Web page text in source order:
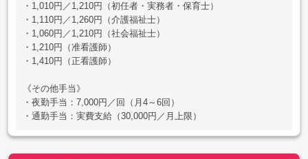
・1,010円／1,210円（初任者・実務者・保育士）
・1,110円／1,260円（介護福祉士）
・1,060円／1,210円（社会福祉士）
・1,210円（准看護師）
・1,410円（正看護師）
《その他手当》
・夜勤手当：7,000円／回（月4～6回）
・通勤手当：実費支給（30,000円／月上限）